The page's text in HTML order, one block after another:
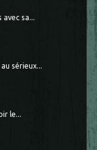
sa...
sérieux...
le...